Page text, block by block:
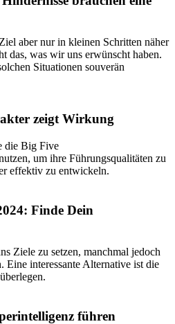
aber nur in kleinen Schritten näher
das, was wir uns erwünscht haben.
Situationen souverän
zeigt Wirkung
die Big Five
um ihre Führungsqualitäten zu
effektiv zu entwickeln.
Finde Dein
Ziele zu setzen, manchmal jedoch
Eine interessante Alternative ist die
führen